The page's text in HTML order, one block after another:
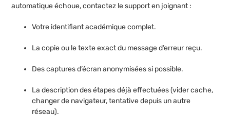
automatique échoue, contactez le support en joignant :
Votre identifiant académique complet.
La copie ou le texte exact du message d’erreur reçu.
Des captures d’écran anonymisées si possible.
La description des étapes déjà effectuées (vider cache,
changer de navigateur, tentative depuis un autre
réseau).